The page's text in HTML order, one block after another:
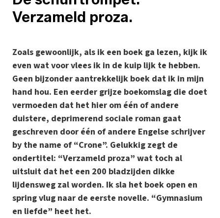
Verzameld proza.
Zoals gewoonlijk, als ik een boek ga lezen, kijk ik
even wat voor vlees ik in de kuip lijk te hebben.
Geen bijzonder aantrekkelijk boek dat ik in mijn
hand hou. Een eerder grijze boekomslag die doet
vermoeden dat het hier om één of andere
duistere, deprimerend sociale roman gaat
geschreven door één of andere Engelse schrijver
by the name of “Crone”. Gelukkig zegt de
ondertitel: “Verzameld proza” wat toch al
uitsluit dat het een 200 bladzijden dikke
lijdensweg zal worden. Ik sla het boek open en
spring vlug naar de eerste novelle. “Gymnasium
en liefde” heet het.